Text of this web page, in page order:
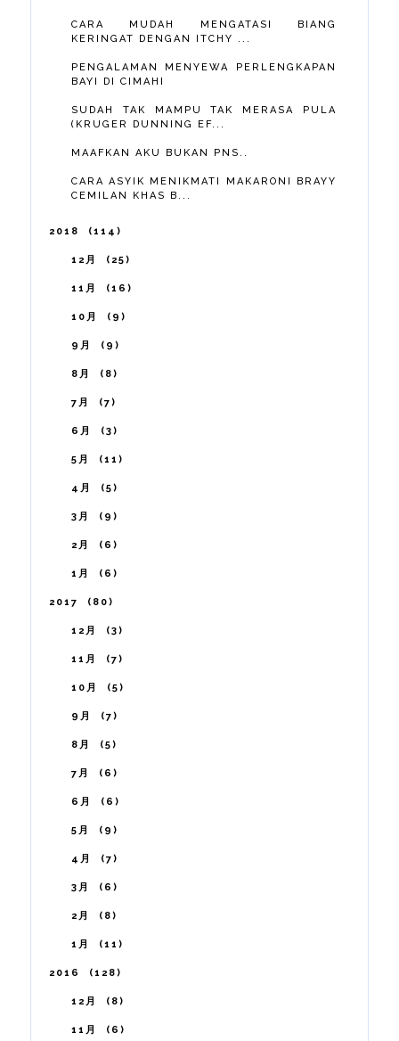
CARA MUDAH MENGATASI BIANG
KERINGAT DENGAN ITCHY ...
PENGALAMAN MENYEWA PERLENGKAPAN
BAYI DI CIMAHI
SUDAH TAK MAMPU TAK MERASA PULA
(KRUGER DUNNING EF...
MAAFKAN AKU BUKAN PNS..
CARA ASYIK MENIKMATI MAKARONI BRAYY
CEMILAN KHAS B...
2018 114
12月 25
11月 16
10月 9
9月 9
8月 8
7月 7
6月 3
5月 11
4月 5
3月 9
2月 6
1月 6
2017 80
12月 3
11月 7
10月 5
9月 7
8月 5
7月 6
6月 6
5月 9
4月 7
3月 6
2月 8
1月 11
2016 128
12月 8
11月 6